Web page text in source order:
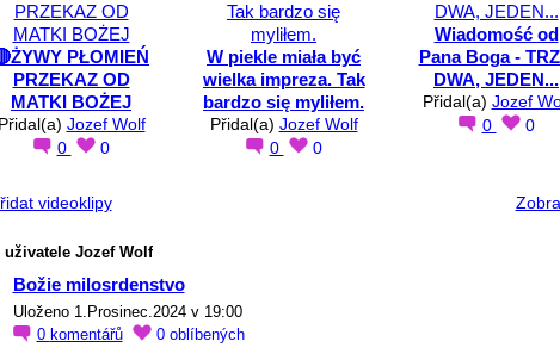
PŁOMIEŃ
PRZEKAZ OD
MATKI BOŻEJ
Přidal(a) Jozef Wolf
0
0
W piekle miała być
wielka impreza. Tak
bardzo się myliłem.
Přidal(a) Jozef Wolf
0
0
Wiadomość od
Pana Boga -
DWA, JEDEN...
Přidal(a) Jozef
0
0
videoklipy
uživatele Jozef Wolf
Božie milosrdenstvo
Uloženo 1.Prosinec.2024 v 19:00
0 komentářů 0 oblíbených